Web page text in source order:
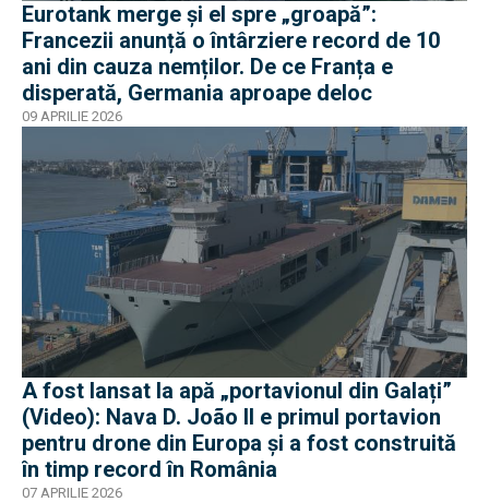
Eurotank merge și el spre „groapă”:
Francezii anunță o întârziere record de 10
ani din cauza nemților. De ce Franța e
disperată, Germania aproape deloc
09 APRILIE 2026
A fost lansat la apă „portavionul din Galați”
(Video): Nava D. João II e primul portavion
pentru drone din Europa și a fost construită
în timp record în România
07 APRILIE 2026